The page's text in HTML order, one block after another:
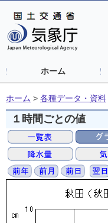
ホーム
ホーム > 各種データ・資料
１時間ごとの値